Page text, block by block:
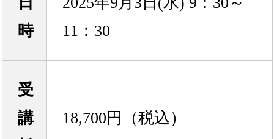
時
11：30
受
講
18,700円（税込）